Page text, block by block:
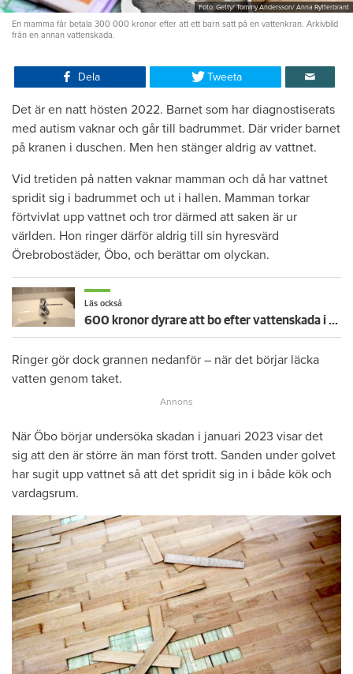
Foto: Getty/ Tommy Andersson/ Anna Rytterbrant
En mamma får betala 300 000 kronor efter att ett barn satt på en vattenkran. Arkivbild
från en annan vattenskada.
Dela Tweeta
Det är en natt hösten 2022. Barnet som har diagnostiserats
med autism vaknar och går till badrummet. Där vrider barnet
på kranen i duschen. Men hen stänger aldrig av vattnet.
Vid tretiden på natten vaknar mamman och då har vattnet
spridit sig i badrummet och ut i hallen. Mamman torkar
förtvivlat upp vattnet och tror därmed att saken är ur
världen. Hon ringer därför aldrig till sin hyresvärd
Örebrobostäder, Öbo, och berättar om olyckan.
Läs också
600 kronor dyrare att bo efter vattenskada i Varberg
Ringer gör dock grannen nedanför – när det börjar läcka
vatten genom taket.
När Öbo börjar undersöka skadan i januari 2023 visar det
sig att den är större än man först trott. Sanden under golvet
har sugit upp vattnet så att det spridit sig in i både kök och
vardagsrum.